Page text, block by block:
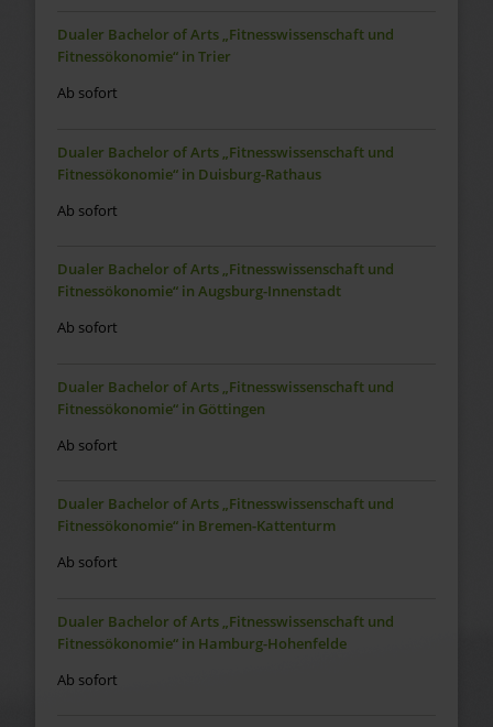
Dualer Bachelor of Arts „Fitnesswissenschaft und
Fitnessökonomie“ in Trier
Ab sofort
Dualer Bachelor of Arts „Fitnesswissenschaft und
Fitnessökonomie“ in Duisburg-Rathaus
Ab sofort
Dualer Bachelor of Arts „Fitnesswissenschaft und
Fitnessökonomie“ in Augsburg-Innenstadt
Ab sofort
Dualer Bachelor of Arts „Fitnesswissenschaft und
Fitnessökonomie“ in Göttingen
Ab sofort
Dualer Bachelor of Arts „Fitnesswissenschaft und
Fitnessökonomie“ in Bremen-Kattenturm
Ab sofort
Dualer Bachelor of Arts „Fitnesswissenschaft und
Fitnessökonomie“ in Hamburg-Hohenfelde
Ab sofort